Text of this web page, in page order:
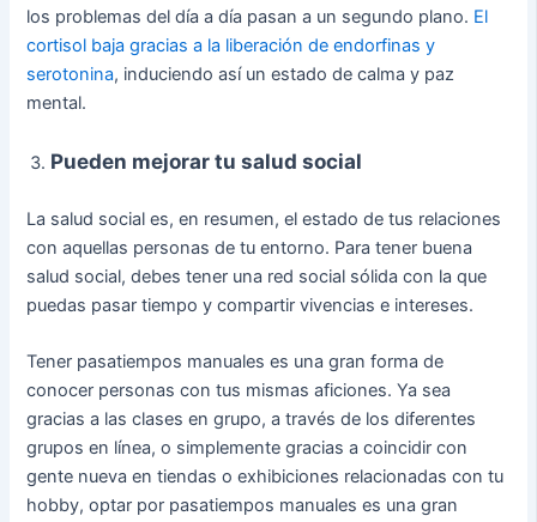
los problemas del día a día pasan a un segundo plano. El
cortisol baja gracias a la liberación de endorfinas y
serotonina, induciendo así un estado de calma y paz
mental.
Pueden mejorar tu salud social
La salud social es, en resumen, el estado de tus relaciones
con aquellas personas de tu entorno. Para tener buena
salud social, debes tener una red social sólida con la que
puedas pasar tiempo y compartir vivencias e intereses.
Tener pasatiempos manuales es una gran forma de
conocer personas con tus mismas aficiones. Ya sea
gracias a las clases en grupo, a través de los diferentes
grupos en línea, o simplemente gracias a coincidir con
gente nueva en tiendas o exhibiciones relacionadas con tu
hobby, optar por pasatiempos manuales es una gran